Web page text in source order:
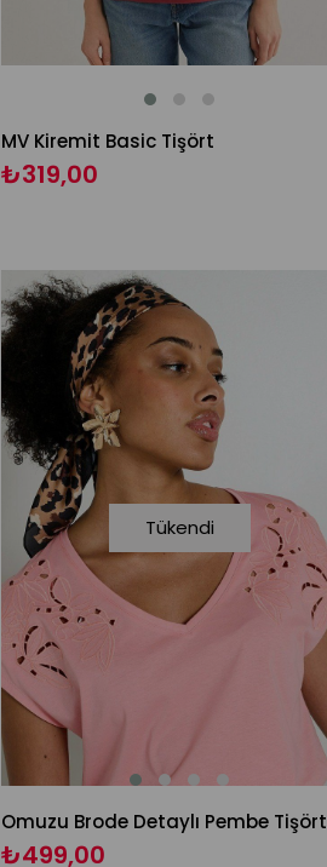
MV Kiremit Basic Tişört
₺319,00
Tükendi
Omuzu Brode Detaylı Pembe Tişört
₺499,00